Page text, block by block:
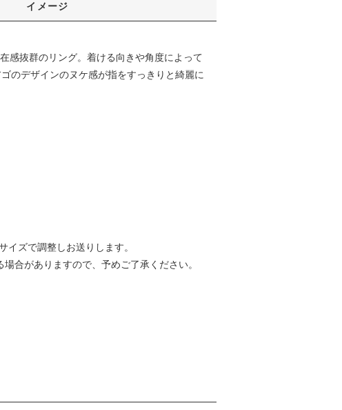
イメージ
感抜群のリング。着ける向きや角度によって
のデザインのヌケ感が指をすっきりと綺麗に
ズで調整しお送りします。
合がありますので、予めご了承ください。